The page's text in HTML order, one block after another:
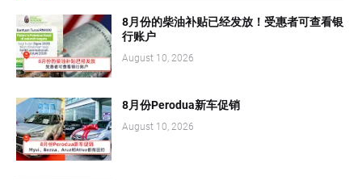
8月份的柴油补贴已经发放！受惠者可查看银
行账户
August 10, 2026
8月份Perodua新车促销
August 10, 2026